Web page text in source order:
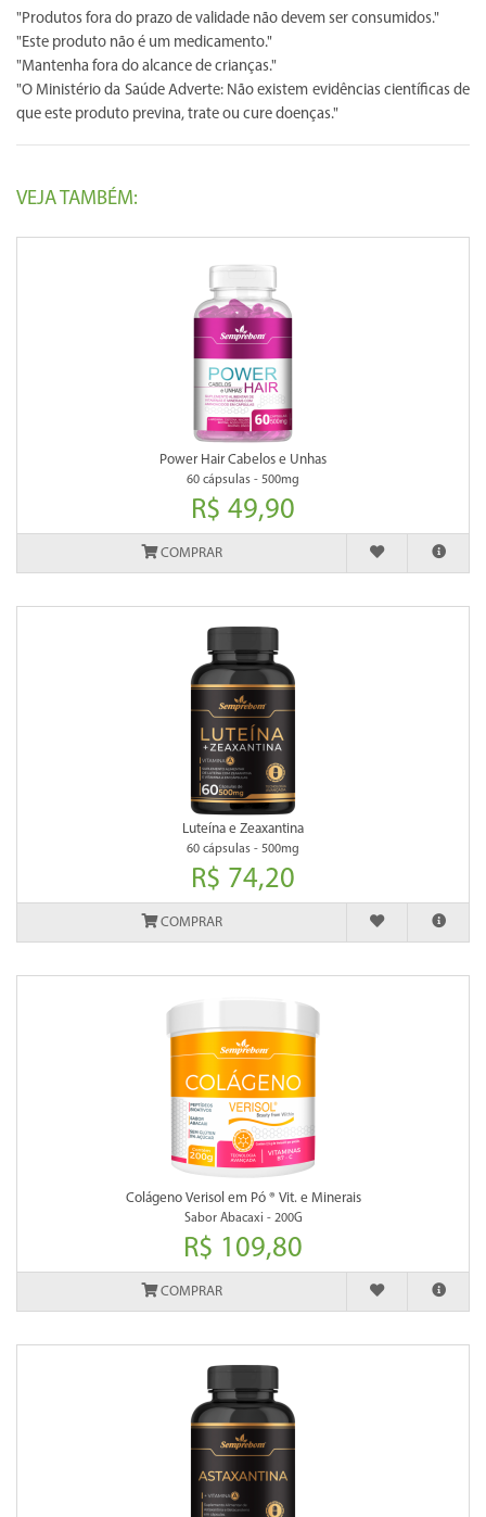
"Produtos fora do prazo de validade não devem ser consumidos."
"Este produto não é um medicamento."
"Mantenha fora do alcance de crianças."
"O Ministério da Saúde Adverte: Não existem evidências científicas de
que este produto previna, trate ou cure doenças."
VEJA TAMBÉM:
Power Hair Cabelos e Unhas
60 cápsulas - 500mg
R$ 49,90
COMPRAR
Luteína e Zeaxantina
60 cápsulas - 500mg
R$ 74,20
COMPRAR
Colágeno Verisol em Pó ® Vit. e Minerais
Sabor Abacaxi - 200G
R$ 109,80
COMPRAR